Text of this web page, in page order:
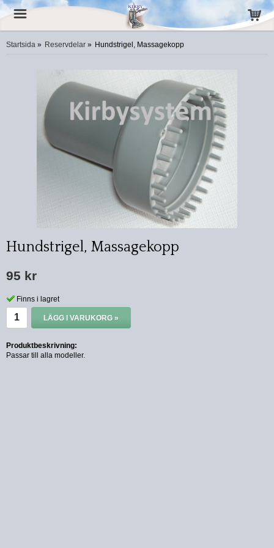
Startsida » Reservdelar » Hundstrigel, Massagekopp
Hundstrigel, Massagekopp
95 kr
Finns i lagret
LÄGG I VARUKORG »
Produktbeskrivning:
Passar till alla modeller.